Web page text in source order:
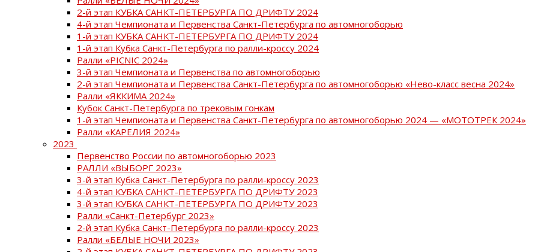
2-й этап КУБКА САНКТ-ПЕТЕРБУРГА ПО ДРИФТУ 2024
4-й этап Чемпионата и Первенства Санкт-Петербурга по автомногоборью
1-й этап КУБКА САНКТ-ПЕТЕРБУРГА ПО ДРИФТУ 2024
1-й этап Кубка Санкт-Петербурга по ралли-кроссу 2024
Ралли «PICNIC 2024»
3-й этап Чемпионата и Первенства по автомногоборью
2-й этап Чемпионата и Первенства Санкт-Петербурга по автомногоборью «Нево-класс весна 2024»
Ралли «ЯККИМА 2024»
Кубок Санкт-Петербурга по трековым гонкам
1-й этап Чемпионата и Первенства Санкт-Петербурга по автомногоборью 2024 — «МОТОТРЕК 2024»
Ралли «КАРЕЛИЯ 2024»
2023
Первенство России по автомногоборью 2023
РАЛЛИ «ВЫБОРГ 2023»
3-й этап Кубка Санкт-Петербурга по ралли-кроссу 2023
4-й этап КУБКА САНКТ-ПЕТЕРБУРГА ПО ДРИФТУ 2023
3-й этап КУБКА САНКТ-ПЕТЕРБУРГА ПО ДРИФТУ 2023
Ралли «Санкт-Петербург 2023»
2-й этап Кубка Санкт-Петербурга по ралли-кроссу 2023
Ралли «БЕЛЫЕ НОЧИ 2023»